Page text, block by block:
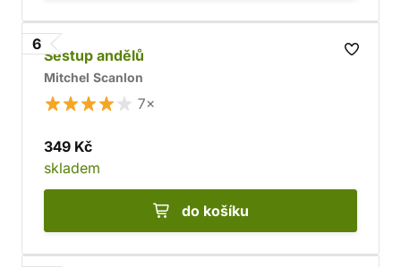
6
Sestup andělů
Mitchel Scanlon
7×
349 Kč
skladem
do košíku